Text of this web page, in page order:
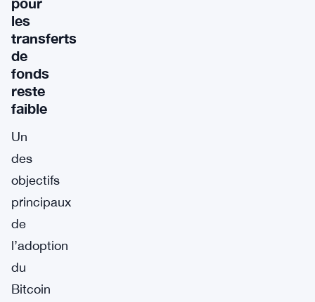
les
transferts
de
fonds
reste
faible
Un
des
objectifs
principaux
de
l’adoption
du
Bitcoin